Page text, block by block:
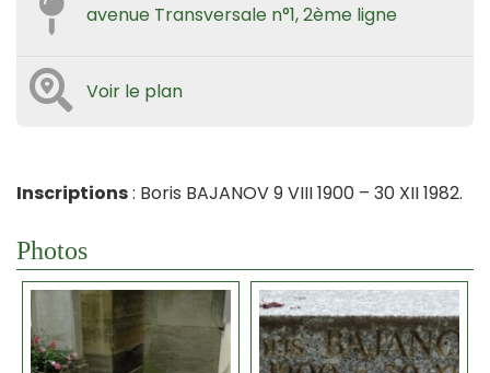
avenue Transversale n°1, 2ème ligne
Voir le plan
Inscriptions: Boris BAJANOV 9 VIII 1900 – 30 XII 1982.
Photos